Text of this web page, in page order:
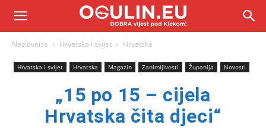
Naslovnica Hrvatska i svijet Hrvatska
Hrvatska i svijet Hrvatska Magazin Zanimljivosti Županija Novosti
„15 po 15 – cijela
Hrvatska čita djeci“